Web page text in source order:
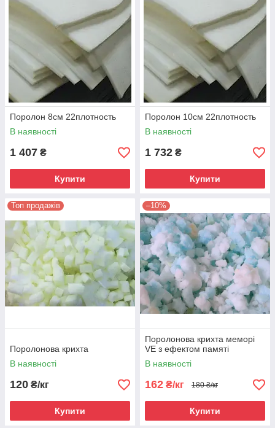
Поролон 8см 22плотность
В наявності
1 407 ₴
Купити
Поролон 10см 22плотность
В наявності
1 732 ₴
Купити
Топ продажів
Поролонова крихта
В наявності
120 ₴/кг
Купити
–10%
Поролонова крихта меморі
VE з ефектом памяті
В наявності
162 ₴/кг 180 ₴/кг
Купити